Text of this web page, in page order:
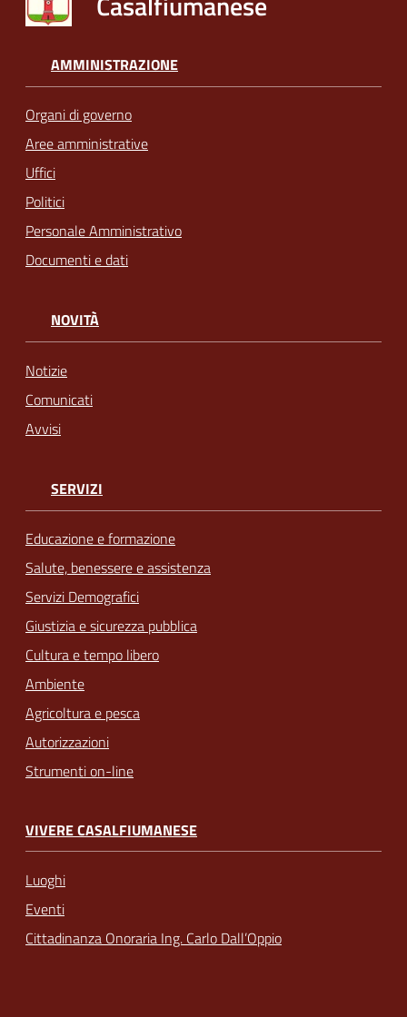
AMMINISTRAZIONE
Organi di governo
Aree amministrative
Uffici
Politici
Personale Amministrativo
Documenti e dati
NOVITÀ
Notizie
Comunicati
Avvisi
SERVIZI
Educazione e formazione
Salute, benessere e assistenza
Servizi Demografici
Giustizia e sicurezza pubblica
Cultura e tempo libero
Ambiente
Agricoltura e pesca
Autorizzazioni
Strumenti on-line
VIVERE CASALFIUMANESE
Luoghi
Eventi
Cittadinanza Onoraria Ing. Carlo Dall’Oppio